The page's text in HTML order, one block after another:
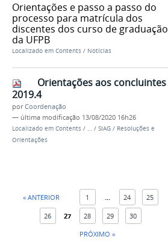
Orientações e passo a passo do
processo para matrícula dos
discentes dos curso de graduação
da UFPB
Localizado em Contents / Notícias
Orientações aos concluintes
2019.4
porCoordenação
— última modificação 13/08/2020 16h26
Localizado em Contents / … / SIAG / Resoluções e
Orientações
« ANTERIOR 1 ... 24 25
26 27 28 29
30
PRÓXIMO »